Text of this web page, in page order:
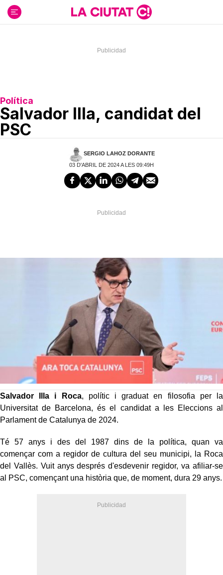
contenido
Política
Salvador Illa, candidat del
PSC
SERGIO LAHOZ DORANTE
03 D'ABRIL DE 2024 A LES 09:49H
Salvador Illa i Roca, polític i graduat en filosofia per la
Universitat de Barcelona, és el candidat a les Eleccions al
Parlament de Catalunya de 2024.
Té 57 anys i des del 1987 dins de la política, quan va
començar com a regidor de cultura del seu municipi, la Roca
del Vallès. Vuit anys després d'esdevenir regidor, va afiliar-se
al PSC, començant una història que, de moment, dura 29 anys.